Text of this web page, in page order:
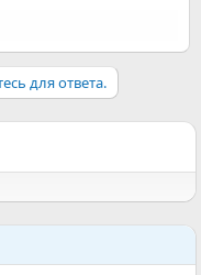
для ответа.